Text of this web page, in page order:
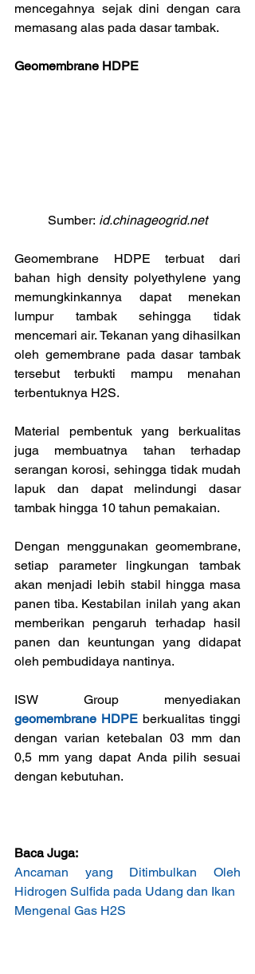
mencegahnya sejak dini dengan cara
memasang alas pada dasar tambak.
Geomembrane HDPE
Sumber: id.chinageogrid.net
Geomembrane HDPE terbuat dari
bahan high density polyethylene yang
memungkinkannya dapat menekan
lumpur tambak sehingga tidak
mencemari air. Tekanan yang dihasilkan
oleh gemembrane pada dasar tambak
tersebut terbukti mampu menahan
terbentuknya H2S.
Material pembentuk yang berkualitas
juga membuatnya tahan terhadap
serangan korosi, sehingga tidak mudah
lapuk dan dapat melindungi dasar
tambak hingga 10 tahun pemakaian.
Dengan menggunakan geomembrane,
setiap parameter lingkungan tambak
akan menjadi lebih stabil hingga masa
panen tiba. Kestabilan inilah yang akan
memberikan pengaruh terhadap hasil
panen dan keuntungan yang didapat
oleh pembudidaya nantinya.
geomembrane HDPE berkualitas tinggi
dengan varian ketebalan 03 mm dan
0,5 mm yang dapat Anda pilih sesuai
dengan kebutuhan.
Baca Juga:
Ancaman yang Ditimbulkan Oleh
Hidrogen Sulfida pada Udang dan Ikan
Mengenal Gas H2S